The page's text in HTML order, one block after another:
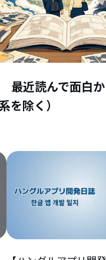
最近読んで面白
を除く）